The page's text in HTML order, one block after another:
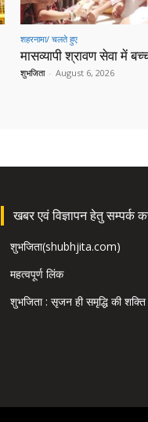
शहरनामा/ चलते हुए
मासव्यापी श्रावण सेवा में
शुभजिता - August 6, 2026
खबर एवं विज्ञापन हेतु सम्पर्क
शुभजिता(shubhjita.com)
महत्वपूर्ण लिंक
शुभजिता : सृजन ही समृद्धि की